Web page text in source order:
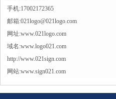
手机:17002172365
邮箱:021logo@021logo.com
网址:www.021logo.com
域名:www.logo021.com
http://www.021sign.com
网站:www.sign021.com